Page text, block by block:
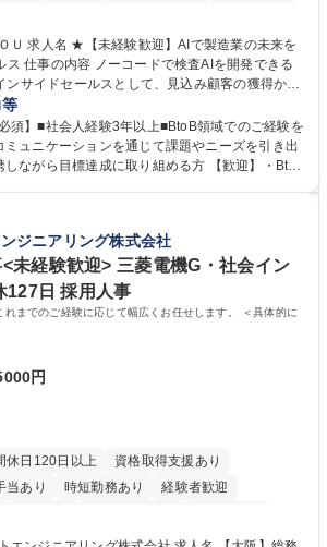
み 服装自由
の未来を
発できる
ンサイドセールスとして、見込み顧客の獲得から
ていただきます。マーケティングとフィールド
とコミュニケーシ
つながる商談機会の最大化を目指します。 【具
への電話・メールによるアプローチ/リードナー
種 ★【未経験歓迎】AIで製
サイドセールス
須】■社会人経験3年以上■BtoB領域でのご経験を
ュニケーションを通じて課題やニーズを引き出
目標達成に取り組める方 【歓迎】・BtoB
リードナーチャリングに関する知見 ・データを
歴：大学院 大学 高専 短
： 資格：
ジニアリング株式会社
<未経験歓迎> 三菱電機G・社会イン
127日 採用人事
までのご経験に応じて幅広くお任せします。 ＜具体的に
円
休日120日以上
資格取得支援あり
当あり 時短勤務あり
経験者歓迎
み 服装自由 寮・社宅あり 食事補助あり